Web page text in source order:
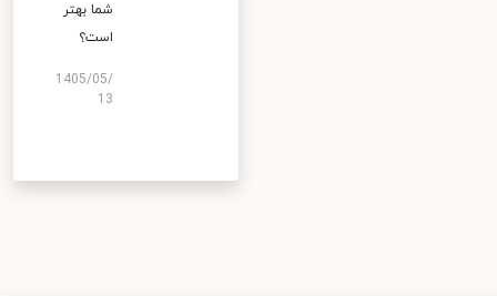
شما بهتر
است؟
1405/05/
13